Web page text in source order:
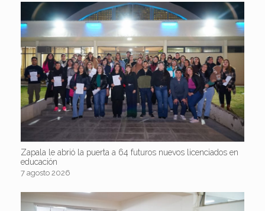
Zapala le abrió la puerta a 64 futuros nuevos licenciados en
educación
7 agosto 2026